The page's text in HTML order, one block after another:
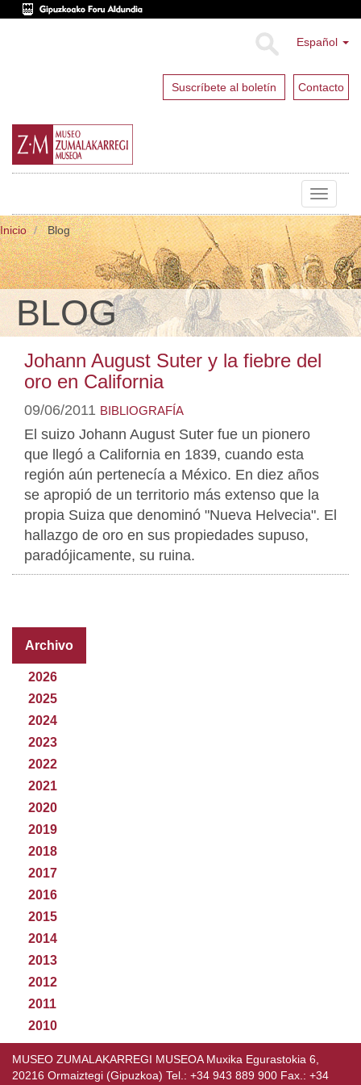
Español
Suscríbete al boletín Contacto
Toggle
Inicio Blog
BLOG
Johann August Suter y la fiebre del
oro en California
09/06/2011 BIBLIOGRAFÍA
El suizo Johann August Suter fue un pionero
que llegó a California en 1839, cuando esta
región aún pertenecía a México. En diez años
se apropió de un territorio más extenso que la
propia Suiza que denominó "Nueva Helvecia". El
hallazgo de oro en sus propiedades supuso,
paradójicamente, su ruina.
Archivo
2026
2025
2024
2023
2022
2021
2020
2019
2018
2017
2016
2015
2014
2013
2012
2011
2010
MUSEO ZUMALAKARREGI MUSEOA Muxika Egurastokia 6,
20216 Ormaiztegi (Gipuzkoa) Tel.: +34 943 889 900 Fax.: +34